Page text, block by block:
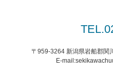
〒959-3264 新潟県岩船郡関
E-